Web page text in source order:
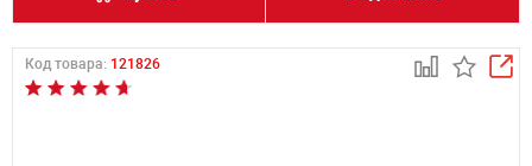
Код товара: 121826